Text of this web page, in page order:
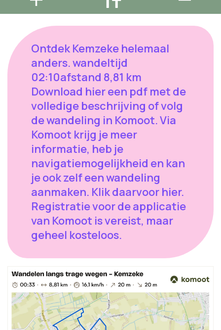
Ontdek Kemzeke helemaal
anders. wandeltijd
02:10afstand 8,81 km
Download hier een pdf met de
volledige beschrijving of volg
de wandeling in Komoot. Via
Komoot krijg je meer
informatie, heb je
navigatiemogelijkheid en kan
je ook zelf een wandeling
aanmaken. Klik daarvoor hier.
Registratie voor de applicatie
van Komoot is vereist, maar
geheel kosteloos.